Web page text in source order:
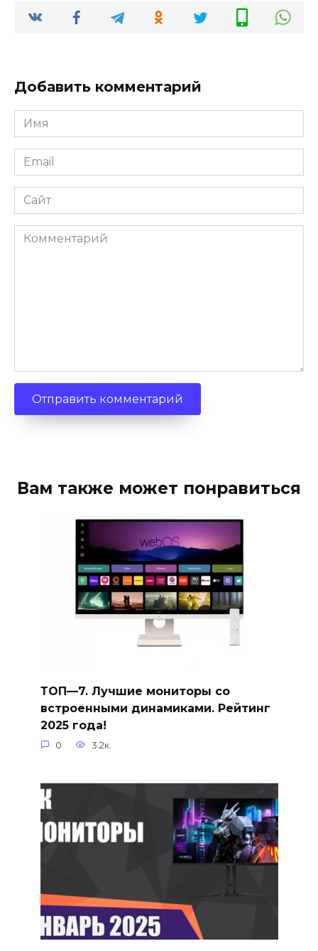
Добавить комментарий
Имя
Email
Сайт
Комментарий
Вам также может понравиться
ТОП—7. Лучшие мониторы со
встроенными динамиками. Рейтинг
2025 года!
0 3.2к.